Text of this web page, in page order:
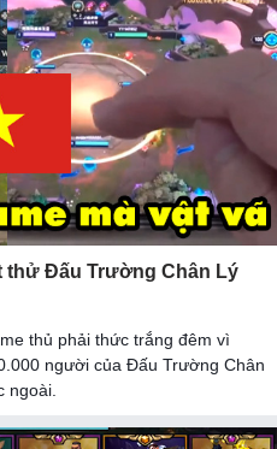
thử Đấu Trường Chân Lý
thủ phải thức trắng đêm vì
người của Đấu Trường Chân
ngoài.